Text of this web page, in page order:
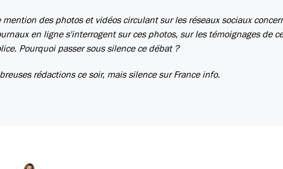
des photos et vidéos circulant sur les réseaux sociaux
en ligne s'interrogent sur ces photos, sur les témoignages de
Pourquoi passer sous silence ce débat ?
rédactions ce soir, mais silence sur France info.